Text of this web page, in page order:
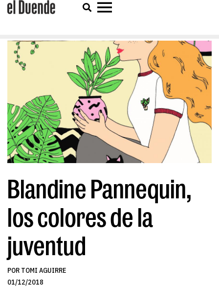
Blandine Pannequin,
los colores de la
juventud
POR TOMI AGUIRRE
01/12/2018